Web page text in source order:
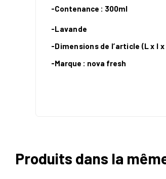
-Contenance : 300ml
-Lavande
-Dimensions de l’article (L x l
-Marque : nova fresh
Produits dans la